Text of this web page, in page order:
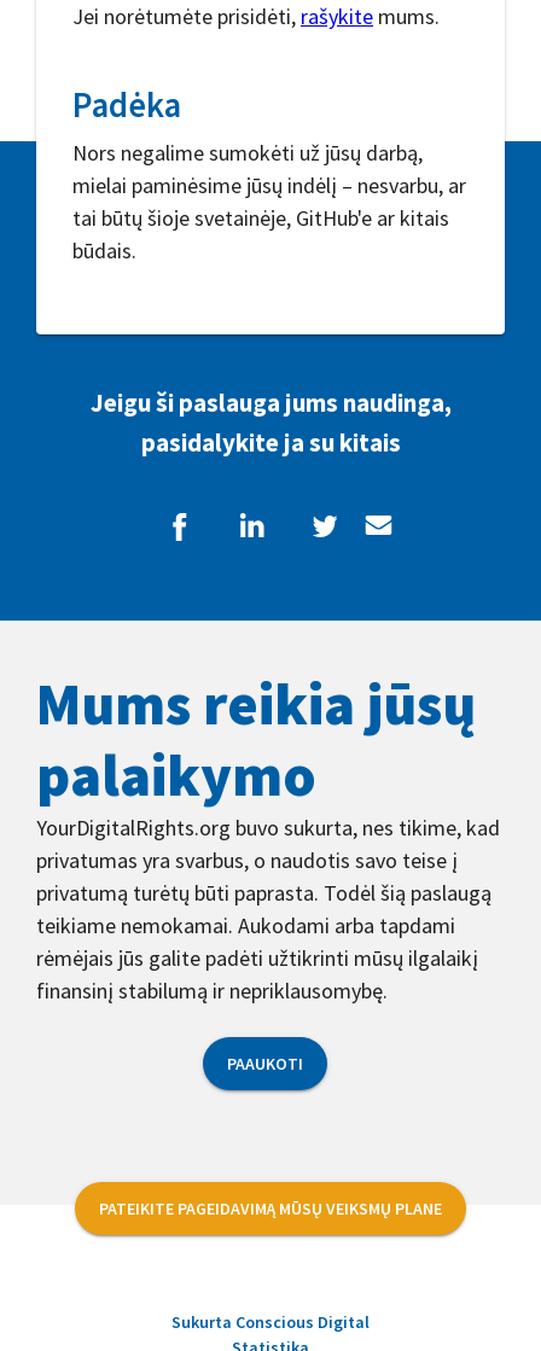
Jei norėtumėte prisidėti, rašykite mums.
Padėka
Nors negalime sumokėti už jūsų darbą,
mielai paminėsime jūsų indėlį – nesvarbu, ar
tai būtų šioje svetainėje, GitHub'e ar kitais
būdais.
Jeigu ši paslauga jums naudinga,
pasidalykite ja su kitais
Mums reikia jūsų
palaikymo
YourDigitalRights.org buvo sukurta, nes tikime, kad
privatumas yra svarbus, o naudotis savo teise į
privatumą turėtų būti paprasta. Todėl šią paslaugą
teikiame nemokamai. Aukodami arba tapdami
rėmėjais jūs galite padėti užtikrinti mūsų ilgalaikį
finansinį stabilumą ir nepriklausomybę.
PAAUKOTI
PATEIKITE PAGEIDAVIMĄ MŪSŲ VEIKSMŲ PLANE
Sukurta Conscious Digital